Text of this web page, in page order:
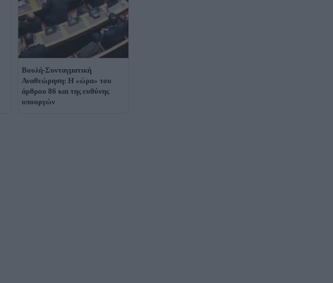
Boυλή-Συνταγματική
Αναθεώρηση: Η «ώρα» του
άρθρου 86 και της ευθύνης
υπουργών